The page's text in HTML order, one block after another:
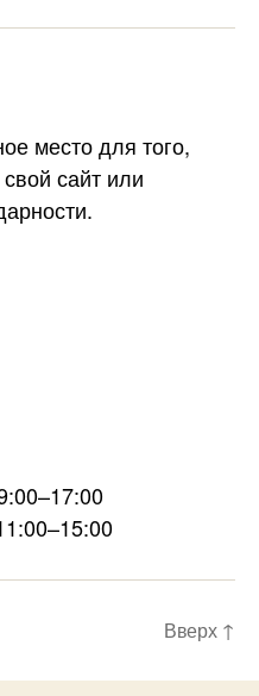
место для того,
сайт или
Вверх ↑